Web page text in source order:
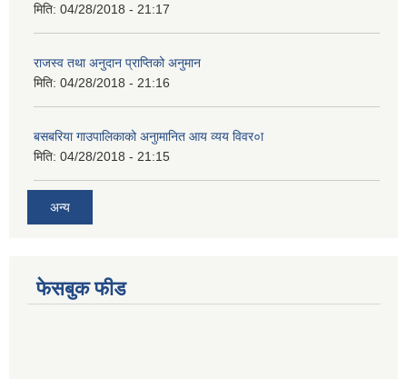
मिति: 04/28/2018 - 21:17
राजस्व तथा अनुदान प्राप्तिको अनुमान
मिति: 04/28/2018 - 21:16
बसबरिया गाउपालिकाको अनुामानित आय व्यय विवर०ा
मिति: 04/28/2018 - 21:15
अन्य
फेसबुक फीड